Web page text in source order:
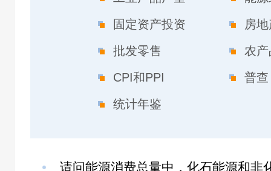
固定资产投资
房
批发零售
农
CPI和PPI
普查
统计年鉴